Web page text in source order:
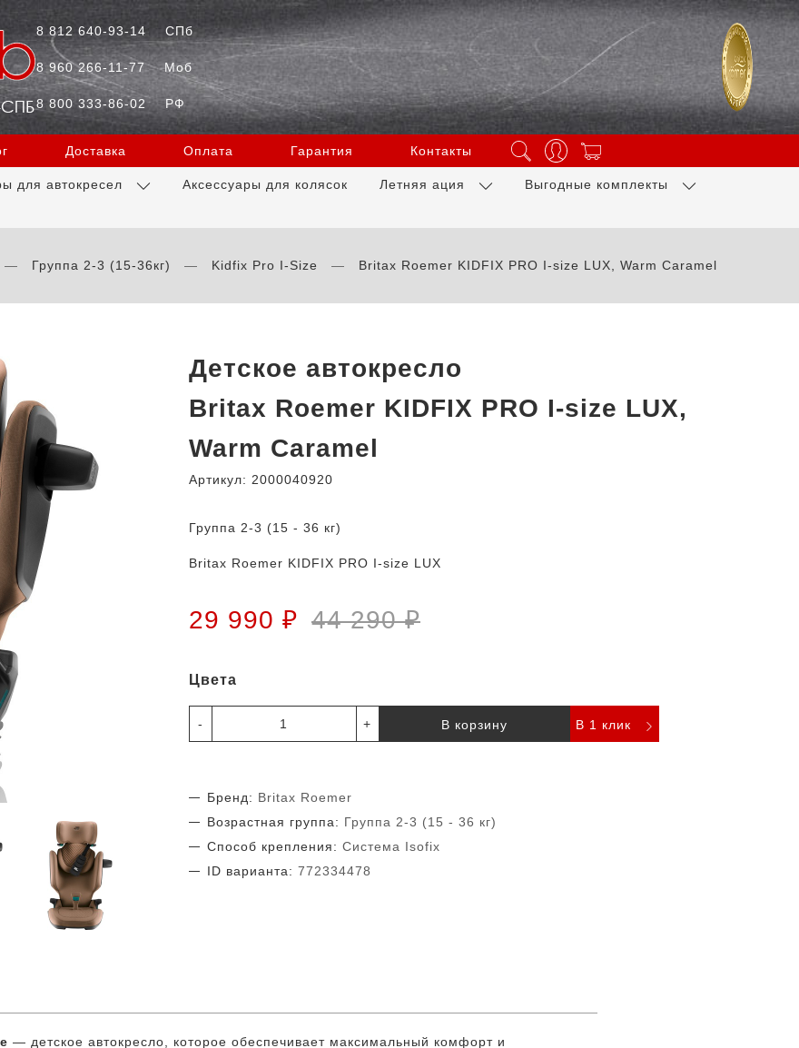
8 812 640-93-14 СПб
8 960 266-11-77 Моб
8 800 333-86-02 РФ
Доставка Оплата Гарантия Контакты
для автокресел Аксессуары для колясок Летняя ация Выгодные комплекты
Группа 2-3 (15-36кг) Kidfix Pro I-Size Britax Roemer KIDFIX PRO I-size LUX, Warm Caramel
Детское автокресло
Britax Roemer KIDFIX PRO I-size LUX,
Warm Caramel
Артикул: 2000040920
Группа 2-3 (15 - 36 кг)
Britax Roemer KIDFIX PRO I-size LUX
29 990 ₽ 44 290 ₽
Цвета
- + В корзину В 1 клик
Бренд: Britax Roemer
Возрастная группа: Группа 2-3 (15 - 36 кг)
Способ крепления: Система Isofix
ID варианта: 772334478
— детское автокресло, которое обеспечивает максимальный комфорт и